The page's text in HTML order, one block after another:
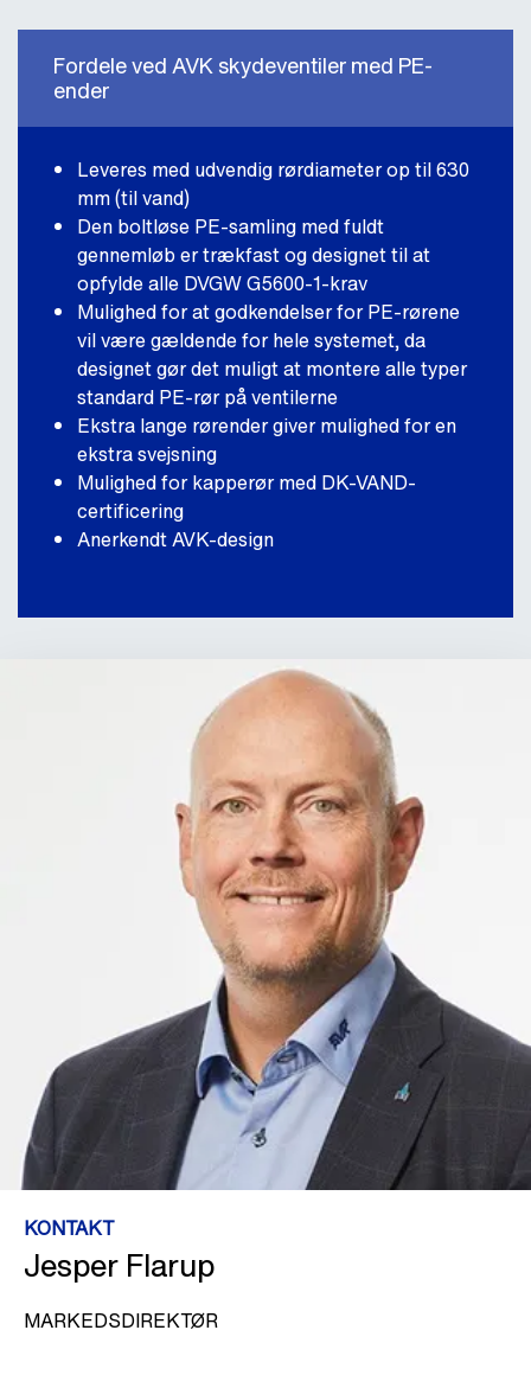
KONTAKT
Jesper Flarup
MARKEDSDIREKTØR
Fordele ved AVK skydeventiler med PE-
ender
Leveres med udvendig rørdiameter op til 630
mm (til vand)
Den boltløse PE-samling med fuldt
gennemløb er trækfast og designet til at
opfylde alle DVGW G5600-1-krav
Mulighed for at godkendelser for PE-rørene
vil være gældende for hele systemet, da
designet gør det muligt at montere alle typer
standard PE-rør på ventilerne
Ekstra lange rørender giver mulighed for en
ekstra svejsning
Mulighed for kapperør med DK-VAND-
certificering
Anerkendt AVK-design